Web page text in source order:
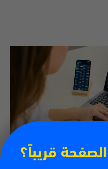
قريباً؟